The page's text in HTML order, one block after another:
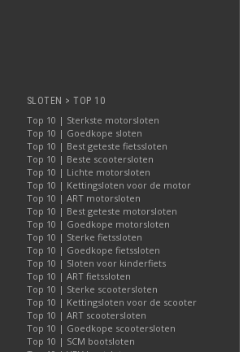
SLOTEN > TOP 10
Top 10 | Sterkste motorsloten
Top 10 | Goedkope sloten
Top 10 | Best geteste fietssloten
Top 10 | Beste scootersloten
Top 10 | Lichte motorsloten
Top 10 | Kettingsloten voor de motor
Top 10 | ART motorsloten
Top 10 | Best geteste motorsloten
Top 10 | Goedkope motorsloten
Top 10 | Sterke fietssloten
Top 10 | Goedkope fietssloten
Top 10 | Sloten voor kinderfiets
Top 10 | ART fietssloten
Top 10 | Sterke scootersloten
Top 10 | Kettingsloten voor de scooter
Top 10 | ART scootersloten
Top 10 | Goedkope scootersloten
Top 10 | SCM bootsloten